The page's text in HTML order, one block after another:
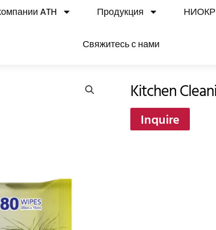
ATH Продукция НИОКР
Свяжитесь с нами
Kitchen
Inquire